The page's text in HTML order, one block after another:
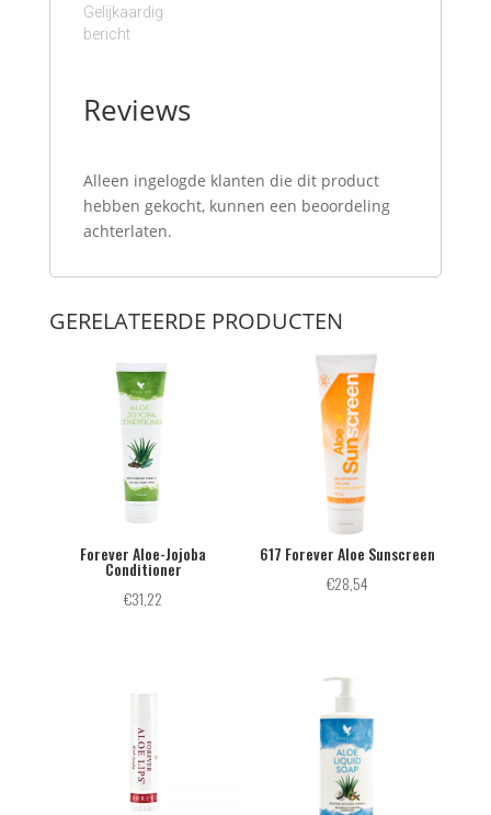
Gelijkaardig
bericht
Reviews
Alleen ingelogde klanten die dit product
hebben gekocht, kunnen een beoordeling
achterlaten.
GERELATEERDE PRODUCTEN
Forever Aloe-Jojoba
Conditioner
€31,22
617 Forever Aloe Sunscreen
€28,54